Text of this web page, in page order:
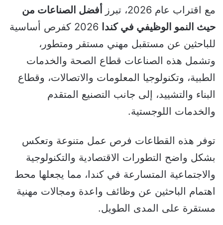
مع اقتراب عام 2026، تبرز
أفضل الصناعات من
حيث النمو الوظيفي في كندا
2026 كفرص أساسية
للباحثين عن مستقبل مهني مستقر ومتطور،
وتشمل هذه الصناعات قطاع الصحة والخدمات
الطبية، وتكنولوجيا المعلومات والاتصالات، وقطاع
البناء والتشييد، إلى جانب التصنيع المتقدم
والخدمات اللوجستية.
توفر هذه القطاعات فرص عمل متنوعة وتعكس
بشكل واضح التطورات الاقتصادية والتكنولوجية
والاجتماعية المتسارعة في كندا، مما يجعلها محط
اهتمام الباحثين عن وظائف واعدة ومجالات مهنية
مستقرة على المدى الطويل.